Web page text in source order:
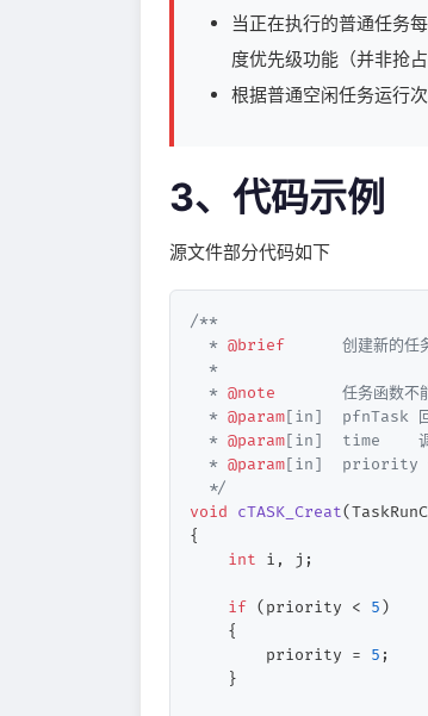
当正在执行的普通任务
度优先级功能（并非抢占
根据普通空闲任务运行
3、代码示例
源文件部分代码如下
/**
* @brief 创建新的任务
*
* @note 任务函数不能被阻
* @param[in]  pfnTask 回
* @param[in]  time
* @param[in]  priority 调
*/
void
cTASK_Creat
{
int i, j;
if (priority < 5 )
{
priority = 5 ;
}